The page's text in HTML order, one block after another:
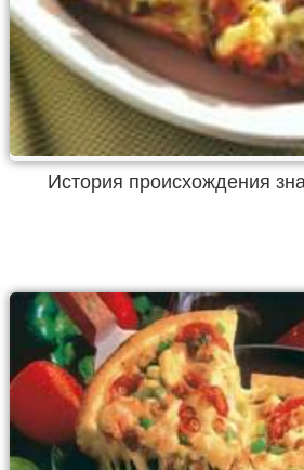
История происхождения